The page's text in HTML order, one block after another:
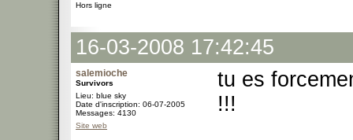
Hors ligne
16-03-2008 17:42:45
salemioche
Survivors
Lieu: blue sky
Date d'inscription: 06-07-2005
Messages: 4130
Site web
tu es
!!!